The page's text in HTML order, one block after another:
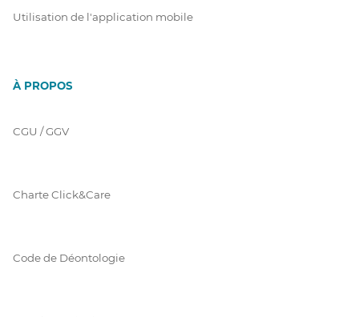
Utilisation de l'application mobile
À PROPOS
CGU / GGV
Charte Click&Care
Code de Déontologie